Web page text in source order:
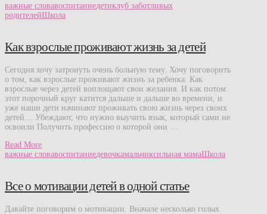
важные словавоспитаниедетиклуб заботливых
родителейШкола
Как взрослые проживают жизнь за детей
Сегодня хочу затронуть очень больную тему. Хочу поговорить
о том, как взрослые проживают жизнь за ребенка. Как
взрослые через детей воплощают свои желания. И как потом
этот порочный круг катится дальше и дальше во времени, и
уже наши дети начинают проживать свою жизнь через своих
детей… Убеждают, что нужно выучить язык, который сами не
освоили Получить профессию о которой они …
Read More
важные словавоспитаниедевочкамальчиксильная мамаШкола
Все о мотивации детей в одной статье
Давайте поговорим о мотивации. Вначале несколько голых